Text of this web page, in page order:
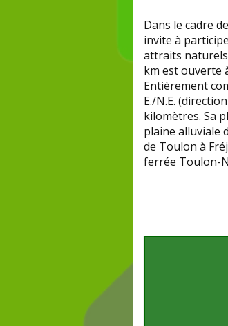
Dans le cadre
invite à
attraits
km est ouverte
Entièrement
E./N.E.
kilomètres. Sa
plaine alluviale
de Toulon à
ferrée Toulon-